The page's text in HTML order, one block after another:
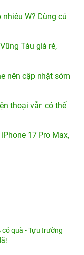
W? Dùng củ
Tàu giá rẻ,
nên cập nhật sớm
thoại vẫn có thể
17 Pro Max,
có quà - Tựu trường